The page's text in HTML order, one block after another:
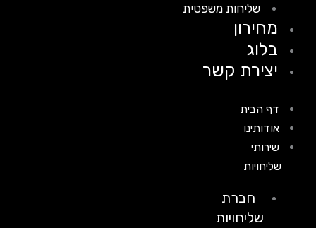
שליחות משפטית
מחירון
בלוג
יצירת קשר
דף הבית
אודותינו
שירותי
שליחויות
חברת
שליחויות